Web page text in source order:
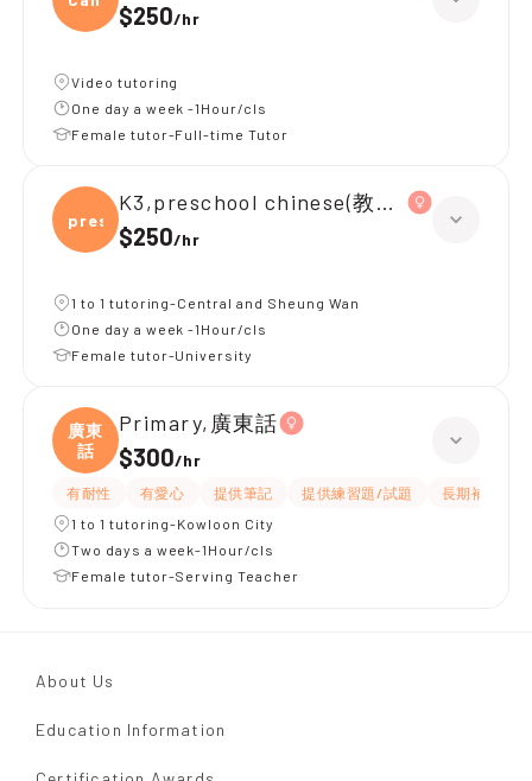
$250/hr
Video tutoring
One day a week -1Hour/cls
Female tutor-Full-time Tutor
presc
K3,preschool chinese(教普通話)
$250/hr
1 to 1 tutoring-Central and Sheung Wan
One day a week -1Hour/cls
Female tutor-University
廣東
話
Primary,廣東話
$300/hr
有耐性 有愛心 提供筆記 提供練習題/試題 長期補習
1 to 1 tutoring-Kowloon City
Two days a week-1Hour/cls
Female tutor-Serving Teacher
About Us
Education Information